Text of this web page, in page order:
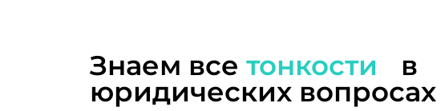
Знаем все тонкости в
юридических вопросах